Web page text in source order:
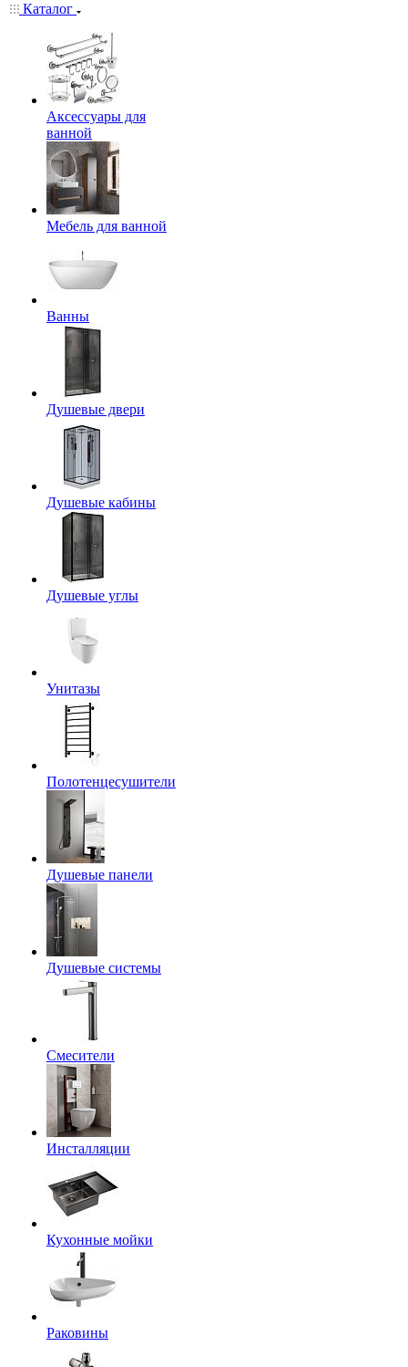
Каталог
Аксессуары для
ванной
Мебель для ванной
Ванны
Душевые двери
Душевые кабины
Душевые углы
Унитазы
Полотенцесушители
Душевые панели
Душевые системы
Смесители
Инсталляции
Кухонные мойки
Раковины